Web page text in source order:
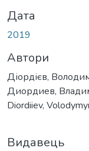
Дата
2019
Автори
Діордієв,
Диордиев,
Diordiiev,
Видавець